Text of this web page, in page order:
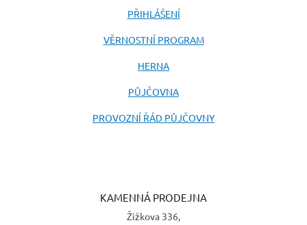
PŘIHLÁŠENÍ
VĚRNOSTNÍ PROGRAM
HERNA
PŮJČOVNA
PROVOZNÍ ŘÁD PŮJČOVNY
KAMENNÁ PRODEJNA
Žižkova 336,